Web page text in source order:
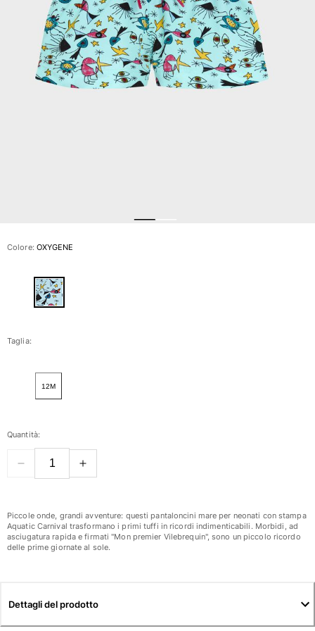
Slip
Magici
Vedi tutti i Costumi da bagno
Abbigliamento
Taglie forti
Vedi tutti i Donna
Costumi da bagno
Slips
Vedi tutti i Costumi da bagno
Abbigliamento
Shorts
Colore: OXYGENE
Taglia:
12M
Quantità:
Piccole onde, grandi avventure: questi pantaloncini mare per neonati con stampa
Aquatic Carnival trasformano i primi tuffi in ricordi indimenticabili. Morbidi, ad
asciugatura rapida e firmati "Mon premier Vilebrequin", sono un piccolo ricordo
delle prime giornate al sole.
Dettagli del prodotto